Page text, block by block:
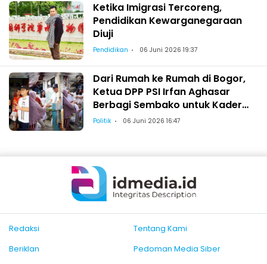
Ketika Imigrasi Tercoreng,
Pendidikan Kewarganegaraan
Diuji
Pendidikan 06 Juni 2026 19:37
Dari Rumah ke Rumah di Bogor,
Ketua DPP PSI Irfan Aghasar
Berbagi Sembako untuk Kader
dan Warga
Politik 06 Juni 2026 16:47
Redaksi
Tentang Kami
Beriklan
Pedoman Media Siber